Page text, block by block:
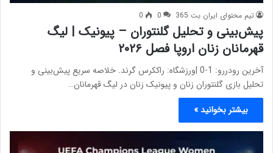
تیم محتوای ایران بت 365 0
0
پیش‌بینی و تحلیل گلنتوران – پیونیک | لیگ
قهرمانان زنان اروپا فصل ۲۰۲۶
آخرین رودررو: 1-0 |ورزشگاه: راککرس گرند. خلاصه سریع پیش‌بینی و
تحلیل بازی گلنتوران زنان و پیونیک زنان در لیگ قهرمانان…
بیشتر بخوانید »